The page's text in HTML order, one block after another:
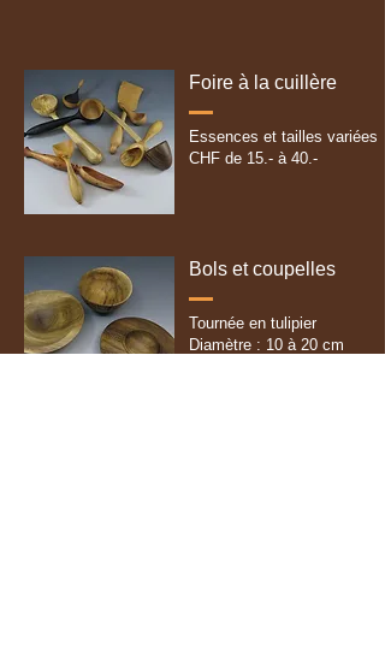
Foire à la cuillère
Essences et tailles variées
CHF de 15.- à 40.-
Bols et coupelles
Tournée en tulipier
Diamètre : 10 à 20 cm